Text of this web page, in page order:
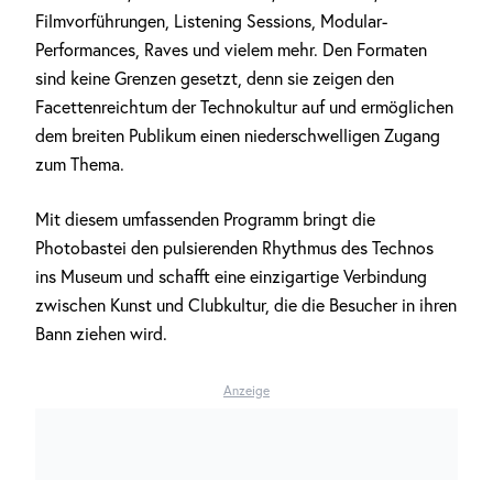
Filmvorführungen, Listening Sessions, Modular-
Performances, Raves und vielem mehr. Den Formaten
sind keine Grenzen gesetzt, denn sie zeigen den
Facettenreichtum der Technokultur auf und ermöglichen
dem breiten Publikum einen niederschwelligen Zugang
zum Thema.
Mit diesem umfassenden Programm bringt die
Photobastei den pulsierenden Rhythmus des Technos
ins Museum und schafft eine einzigartige Verbindung
zwischen Kunst und Clubkultur, die die Besucher in ihren
Bann ziehen wird.
Anzeige